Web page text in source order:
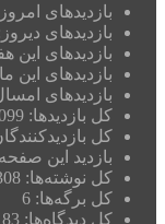
بازدیدهای
بازدیدهای
بازدیدهای این
بازدیدهای این
بازدیدهای
کل بازدیدها:
کل
بازدید این
کل نوشته‌ها:
کل برگه‌ها: 6
کل دیدگاه‌ها: 83